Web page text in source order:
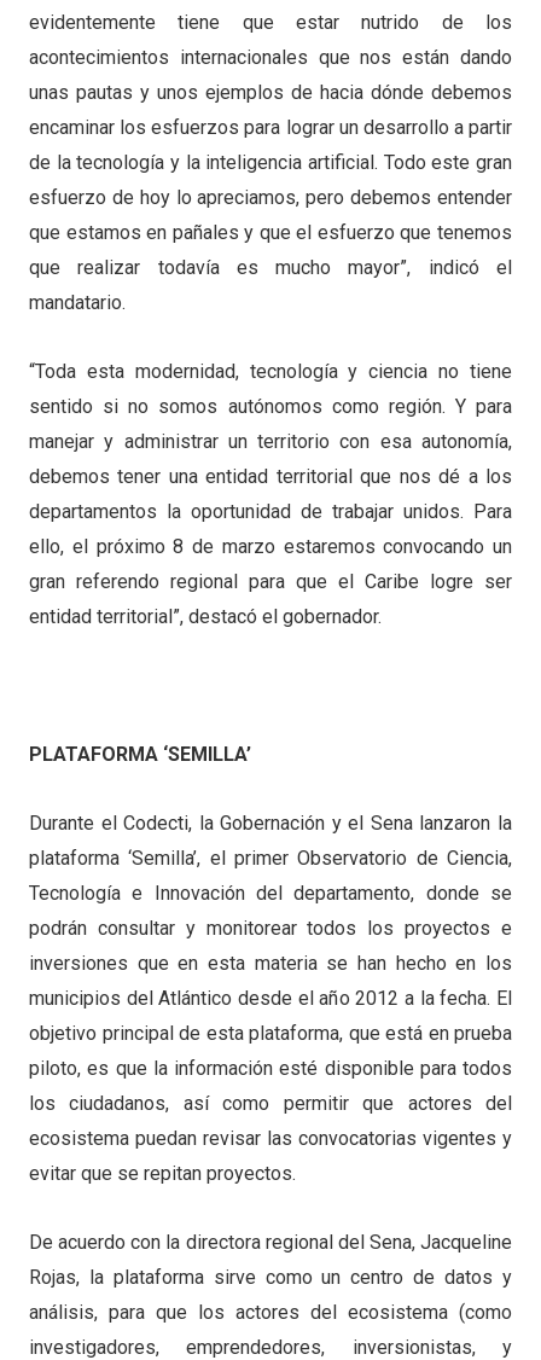
evidentemente tiene que estar nutrido de los
acontecimientos internacionales que nos están dando
unas pautas y unos ejemplos de hacia dónde debemos
encaminar los esfuerzos para lograr un desarrollo a partir
de la tecnología y la inteligencia artificial. Todo este gran
esfuerzo de hoy lo apreciamos, pero debemos entender
que estamos en pañales y que el esfuerzo que tenemos
que realizar todavía es mucho mayor”, indicó el
mandatario.
“Toda esta modernidad, tecnología y ciencia no tiene
sentido si no somos autónomos como región. Y para
manejar y administrar un territorio con esa autonomía,
debemos tener una entidad territorial que nos dé a los
departamentos la oportunidad de trabajar unidos. Para
ello, el próximo 8 de marzo estaremos convocando un
gran referendo regional para que el Caribe logre ser
entidad territorial”, destacó el gobernador.
PLATAFORMA ‘SEMILLA’
Durante el Codecti, la Gobernación y el Sena lanzaron la
plataforma ‘Semilla’, el primer Observatorio de Ciencia,
Tecnología e Innovación del departamento, donde se
podrán consultar y monitorear todos los proyectos e
inversiones que en esta materia se han hecho en los
municipios del Atlántico desde el año 2012 a la fecha. El
objetivo principal de esta plataforma, que está en prueba
piloto, es que la información esté disponible para todos
los ciudadanos, así como permitir que actores del
ecosistema puedan revisar las convocatorias vigentes y
evitar que se repitan proyectos.
De acuerdo con la directora regional del Sena, Jacqueline
Rojas, la plataforma sirve como un centro de datos y
análisis, para que los actores del ecosistema (como
investigadores, emprendedores, inversionistas, y